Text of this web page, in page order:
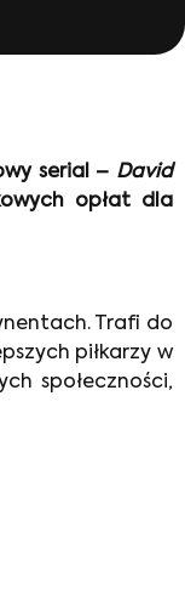
serial – David
opłat dla
Trafi do
piłkarzy w
społeczności,